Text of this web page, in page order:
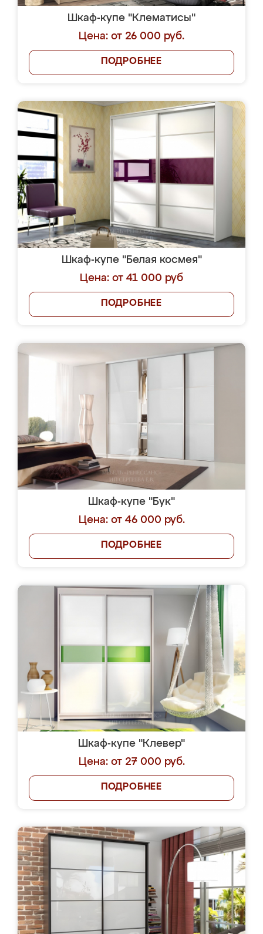
Шкаф-купе "Клематисы"
Цена: от 26 000 руб.
ПОДРОБНЕЕ
Шкаф-купе "Белая космея"
Цена: от 41 000 руб
ПОДРОБНЕЕ
Шкаф-купе "Бук"
Цена: от 46 000 руб.
ПОДРОБНЕЕ
Шкаф-купе "Клевер"
Цена: от 27 000 руб.
ПОДРОБНЕЕ